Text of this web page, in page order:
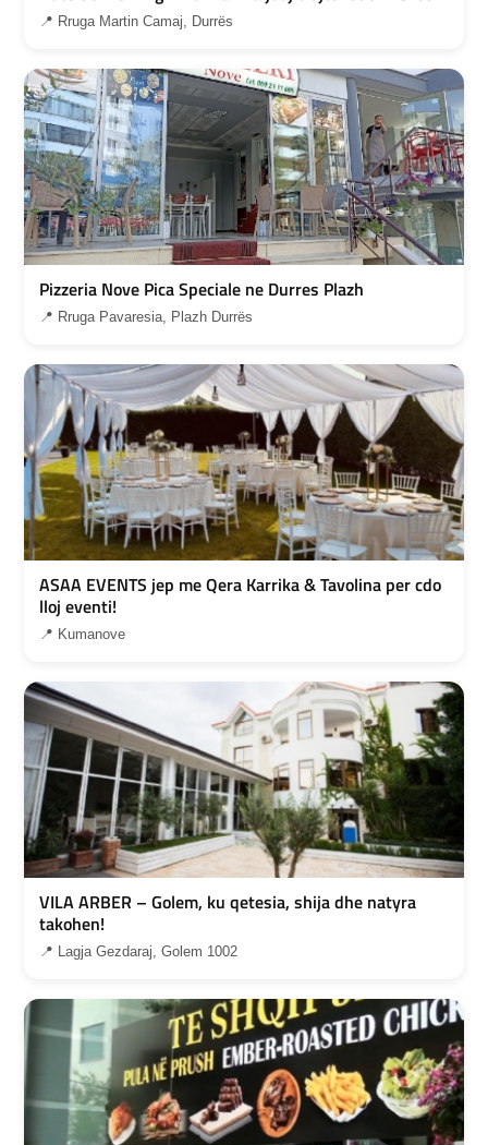
📍 Rruga Martin Camaj, Durrës
Pizzeria Nove Pica Speciale ne Durres Plazh
📍 Rruga Pavaresia, Plazh Durrës
ASAA EVENTS jep me Qera Karrika & Tavolina per cdo
lloj eventi!
📍 Kumanove
VILA ARBER – Golem, ku qetesia, shija dhe natyra
takohen!
📍 Lagja Gezdaraj, Golem 1002